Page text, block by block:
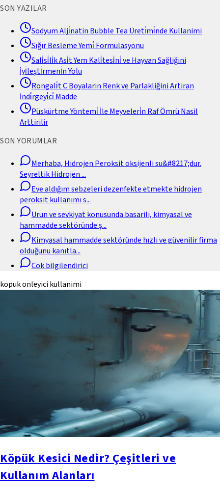
SON YAZILAR
Sodyum Alji̇natin Bubble Tea Üreti̇mi̇nde Kullanimi
Sığır Besleme Yemi̇ Formülasyonu
Sali̇si̇li̇k Asi̇t Yem Kali̇tesi̇ni̇ ve Hayvan Sağliğini
İyi̇leşti̇rmeni̇n Yolu
Rongali̇t C Boyalarin Renk ve Parlakliğini Artiran
İndi̇rgeyi̇ci̇ Madde
Püskürtme Yöntemi̇ İle Meyveleri̇n Raf Ömrü Nasil
Arttirilir
SON YORUMLAR
Merhaba, Hidrojen Peroksit oksijenli su&#8217;dur.
Seyreltik Hidrojen...
Eve aldığım sebzeleri dezenfekte etmekte hidrojen
peroksit kullanımı s...
Urun ve sevkiyat konusunda basarili, kimyasal ve
hammadde sektöründe ş...
Kimyasal hammadde sektöründe hızlı ve güvenilir firma
olduğunu kanıtla...
Cok bilgilendirici
kopuk onleyici kullanimi
Köpük Kesici Nedir? Çeşitleri ve
Kullanım Alanları